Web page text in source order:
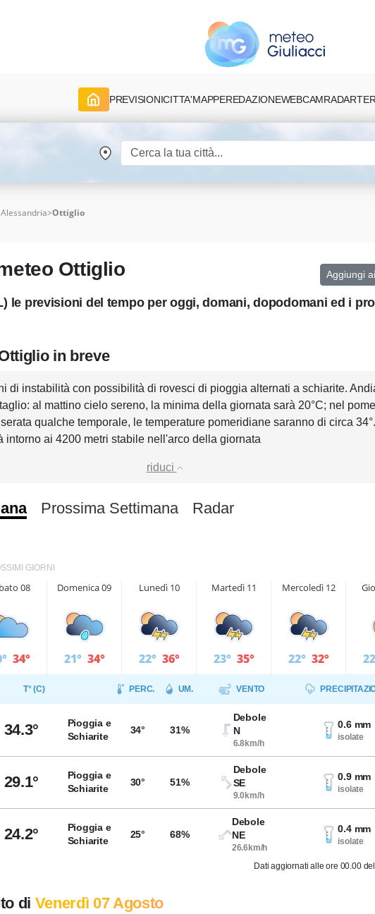
PREVISIONICITTA'MAPPEREDAZIONEWEBCAMRADAR
Alessandria>Ottiglio
Ottiglio Aggiungi
le previsioni del tempo per oggi, domani, dopodomani ed i
in breve
di instabilità con possibilità di rovesci di pioggia alternati a schiarite.
al mattino cielo sereno, la minima della giornata sarà 20°C; nel
qualche temporale, le temperature pomeridiane saranno di circa
intorno ai 4200 metri stabile nell'arco della giornata
riduci
Prossima Settimana Radar
GIORNI
08
34°
Domenica 09
21° 34°
Lunedì 10
22° 36°
Martedì 11
23° 35°
Mercoledì 12
22° 32°
T° (C) PERC. UM. VENTO
34.3°
Pioggia e
Schiarite
34° 31%
Debole
N
6.8km/h
0.6 mm
isolate
29.1°
Pioggia e
Schiarite
30° 51%
Debole
SE
9.0km/h
0.9 mm
isolate
24.2°
Pioggia e
Schiarite
25° 68%
Debole
NE
26.6km/h
0.4 mm
isolate
Dati aggiornati alle ore 00.00
di Venerdì 07 Agosto